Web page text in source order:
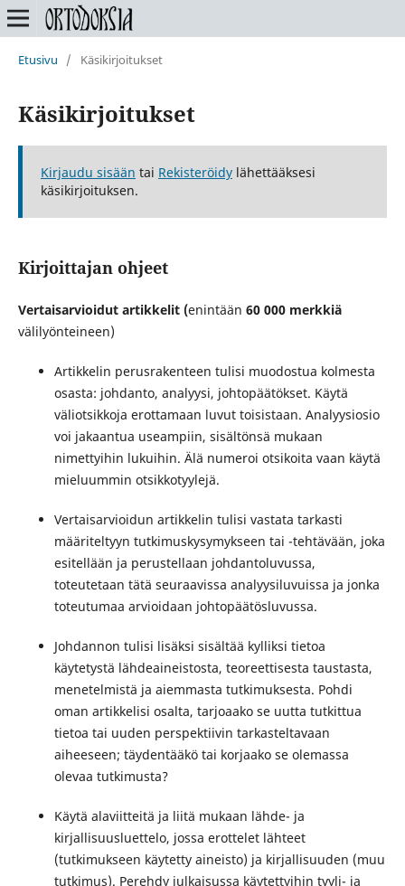
Etusivu / Käsikirjoitukset
Käsikirjoitukset
Kirjaudu sisään tai Rekisteröidylähettääksesi
käsikirjoituksen.
Kirjoittajan ohjeet
Vertaisarvioidut artikkelit (enintään 60 000 merkkiä
välilyönteineen)
Artikkelin perusrakenteen tulisi muodostua kolmesta
osasta: johdanto, analyysi, johtopäätökset. Käytä
väliotsikkoja erottamaan luvut toisistaan. Analyysiosio
voi jakaantua useampiin, sisältönsä mukaan
nimettyihin lukuihin. Älä numeroi otsikoita vaan käytä
mieluummin otsikkotyylejä.
Vertaisarvioidun artikkelin tulisi vastata tarkasti
määriteltyyn tutkimuskysymykseen tai -tehtävään, joka
esitellään ja perustellaan johdantoluvussa,
toteutetaan tätä seuraavissa analyysiluvuissa ja jonka
toteutumaa arvioidaan johtopäätösluvussa.
Johdannon tulisi lisäksi sisältää kylliksi tietoa
käytetystä lähdeaineistosta, teoreettisesta taustasta,
menetelmistä ja aiemmasta tutkimuksesta. Pohdi
oman artikkelisi osalta, tarjoaako se uutta tutkittua
tietoa tai uuden perspektiivin tarkasteltavaan
aiheeseen; täydentääkö tai korjaako se olemassa
olevaa tutkimusta?
Käytä alaviitteitä ja liitä mukaan lähde- ja
kirjallisuusluettelo, jossa erottelet lähteet
(tutkimukseen käytetty aineisto) ja kirjallisuuden (muu
tutkimus). Perehdy julkaisussa käytettyihin tyyli- ja